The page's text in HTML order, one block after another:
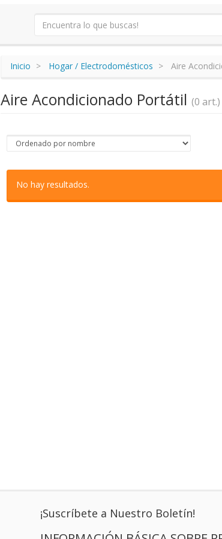
Inicio Hogar / Electrodomésticos Aire
Aire Acondicionado Portátil (0 art.)
No hay resultados.
¡Suscríbete a Nuestro Boletín!